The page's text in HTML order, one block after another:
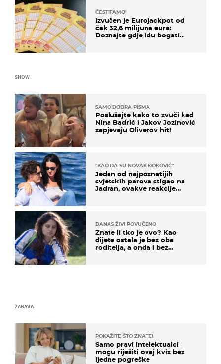
ČESTITAMO!
Izvučen je Eurojackpot od
čak 32,6 milijuna eura:
Doznajte gdje idu bogati
SHOW
SAMO DOBRA PISMA
Poslušajte kako to zvuči kad
Nina Badrić i Jakov Jozinović
zapjevaju Oliverov hit!
"KAO DA SU NOVAK ĐOKOVIĆ"
Jedan od najpoznatijih
svjetskih parova stigao na
Jadran, ovakve reakcije
DANAS ŽIVI POVUČENO
Znate li tko je ovo? Kao
dijete ostala je bez oba
roditelja, a onda i bez
ZABAVA
POKAŽITE ŠTO ZNATE!
Samo pravi intelektualci
mogu riješiti ovaj kviz bez
ijedne pogreške